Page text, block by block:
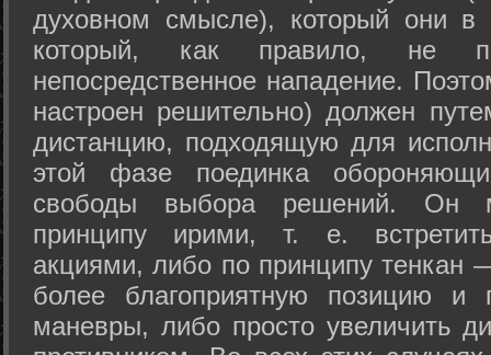
духовном смысле), который они в
который, как правило, не
непосредственное нападение.
настроен решительно) должен
дистанцию, подходящую для
этой фазе поединка
свободы выбора решений. Он
принципу ирими, т. е.
акциями, либо по принципу тенкан
более благоприятную позицию и
маневры, либо просто увеличить